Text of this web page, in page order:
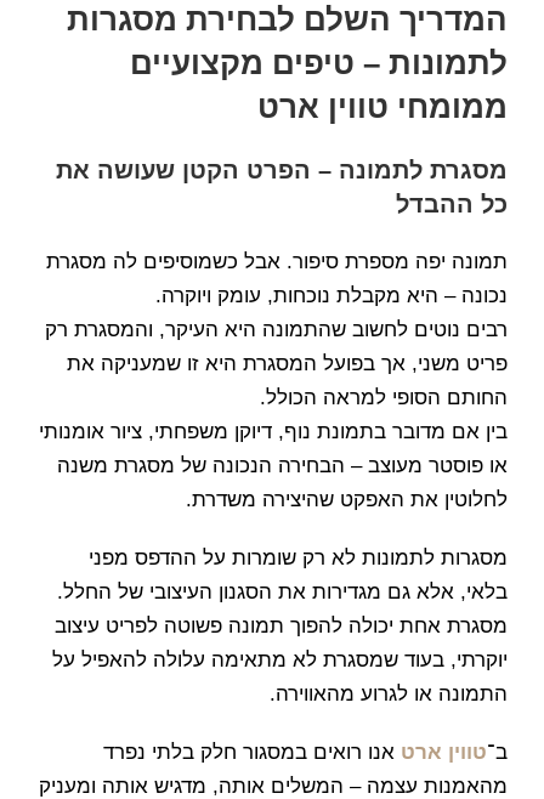
המדריך השלם לבחירת מסגרות
לתמונות – טיפים מקצועיים
ממומחי טווין ארט
מסגרת לתמונה – הפרט הקטן שעושה את
כל ההבדל
תמונה יפה מספרת סיפור. אבל כשמוסיפים לה מסגרת
נכונה – היא מקבלת נוכחות, עומק ויוקרה.
רבים נוטים לחשוב שהתמונה היא העיקר, והמסגרת רק
פריט משני, אך בפועל המסגרת היא זו שמעניקה את
החותם הסופי למראה הכולל.
בין אם מדובר בתמונת נוף, דיוקן משפחתי, ציור אומנותי
או פוסטר מעוצב – הבחירה הנכונה של מסגרת משנה
לחלוטין את האפקט שהיצירה משדרת.
מסגרות לתמונות לא רק שומרות על ההדפס מפני
בלאי, אלא גם מגדירות את הסגנון העיצובי של החלל.
מסגרת אחת יכולה להפוך תמונה פשוטה לפריט עיצוב
יוקרתי, בעוד שמסגרת לא מתאימה עלולה להאפיל על
התמונה או לגרוע מהאווירה.
ב־טווין ארט אנו רואים במסגור חלק בלתי נפרד
מהאמנות עצמה – המשלים אותה, מדגיש אותה ומעניק